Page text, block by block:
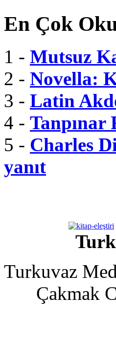
En Çok
1 - Mutsuz
2 - Novella:
3 - Latin
4 - Tanpınar
5 - Charles
yanıt
Turkuvaz
Çakmak